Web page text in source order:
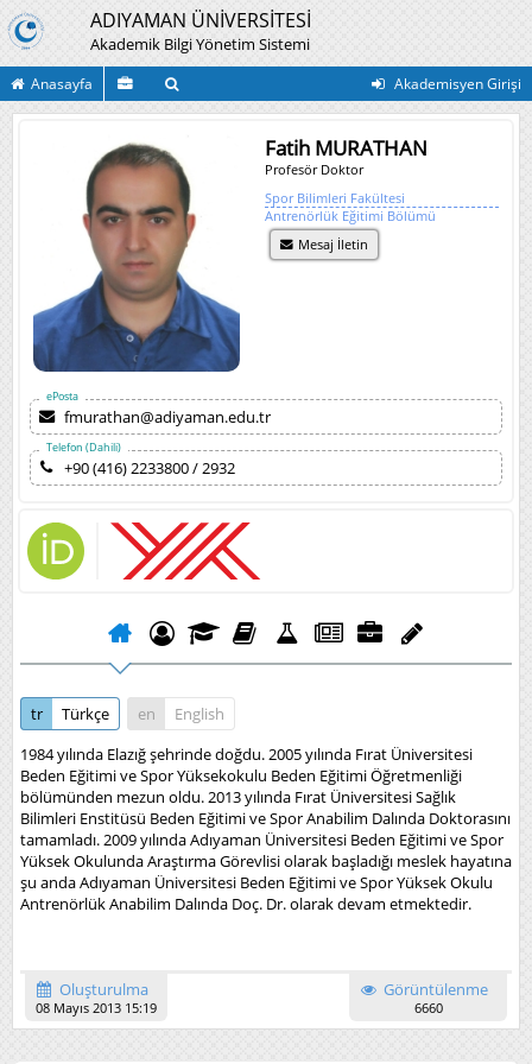
ADIYAMAN ÜNİVERSİTESİ
Akademik Bilgi Yönetim Sistemi
Anasayfa Akademisyen Girişi
Fatih MURATHAN
Profesör Doktor
Spor Bilimleri Fakültesi
Antrenörlük Eğitimi Bölümü
Mesaj İletin
ePosta
fmurathan@adiyaman.edu.tr
Telefon (Dahili)
+90 (416) 2233800 / 2932
tr Türkçe en
English
1984 yılında Elazığ şehrinde doğdu. 2005 yılında Fırat Üniversitesi
Beden Eğitimi ve Spor Yüksekokulu Beden Eğitimi Öğretmenliği
bölümünden mezun oldu. 2013 yılında Fırat Üniversitesi Sağlık
Bilimleri Enstitüsü Beden Eğitimi ve Spor Anabilim Dalında Doktorasını
tamamladı. 2009 yılında Adıyaman Üniversitesi Beden Eğitimi ve Spor
Yüksek Okulunda Araştırma Görevlisi olarak başladığı meslek hayatına
şu anda Adıyaman Üniversitesi Beden Eğitimi ve Spor Yüksek Okulu
Antrenörlük Anabilim Dalında Doç. Dr. olarak devam etmektedir.
Oluşturulma
08 Mayıs 2013 15:19
Görüntülenme
6660